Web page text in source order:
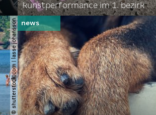
kunstperformance im 1. bezirk
© shutterstock.com | lasse johansson